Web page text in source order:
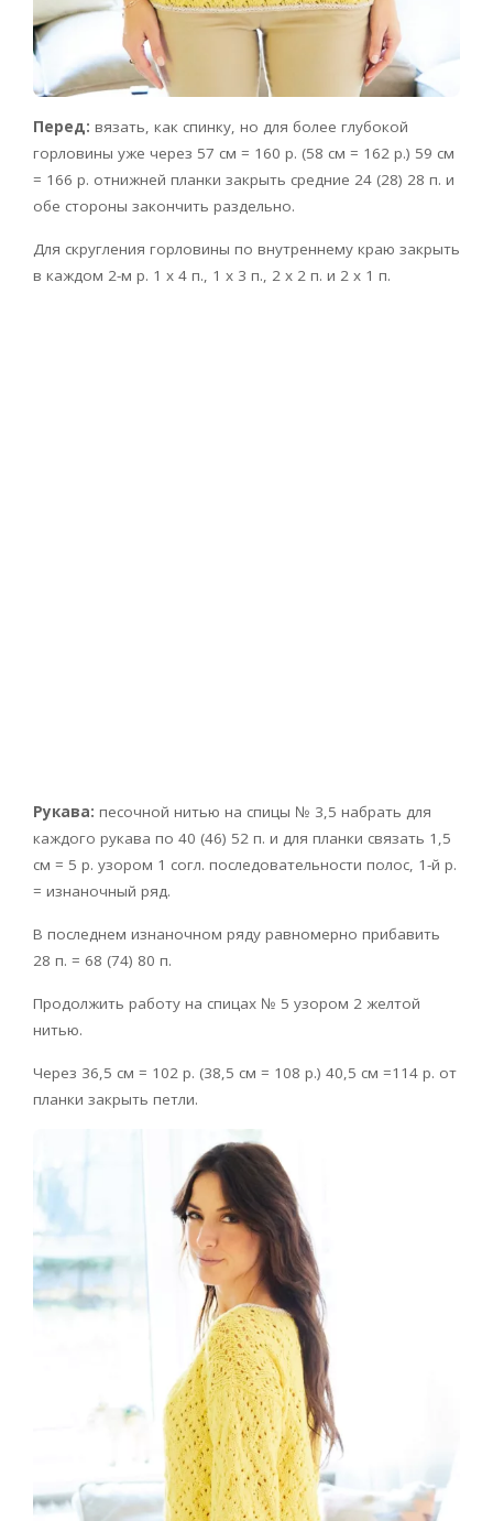
Перед: вязать, как спинку, но для более глубокой
горловины уже через 57 см = 160 р. (58 см = 162 р.) 59 см
= 166 р. отнижней планки закрыть средние 24 (28) 28 п. и
обе стороны закончить раздельно.
Для скругления горловины по внутреннему краю закрыть
в каждом 2-м р. 1 х 4 п., 1 х 3 п., 2 х 2 п. и 2 х 1 п.
Рукава: песочной нитью на спицы № 3,5 набрать для
каждого рукава по 40 (46) 52 п. и для планки связать 1,5
см = 5 р. узором 1 согл. последовательности полос, 1-й р.
= изнаночный ряд.
В последнем изнаночном ряду равномерно прибавить
28 п. = 68 (74) 80 п.
Продолжить работу на спицах № 5 узором 2 желтой
нитью.
Через 36,5 см = 102 р. (38,5 см = 108 р.) 40,5 см =114 р. от
планки закрыть петли.